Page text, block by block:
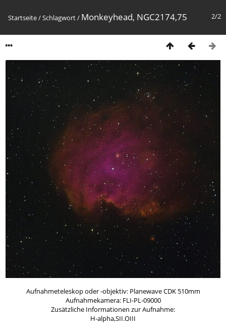
2/2
Startseite/Schlagwort/ Monkeyhead, NGC2174,75
Aufnahmeteleskop oder -objektiv: Planewave CDK 510mm
Aufnahmekamera: FLI-PL-09000
Zusätzliche Informationen zur Aufnahme:
H-alpha,SII.OIII